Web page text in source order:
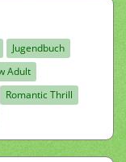
Jugendbuch
Adult
Romantic Thrill